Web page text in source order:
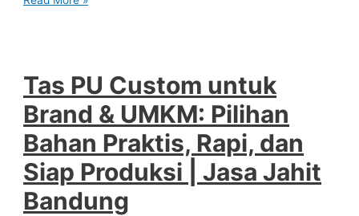
untuk
Brand,
UMKM,
dan
Merchandise
Konveksi
Tas
Bandung
Tas PU Custom untuk
Brand & UMKM: Pilihan
Bahan Praktis, Rapi, dan
Siap Produksi | Jasa Jahit
Bandung